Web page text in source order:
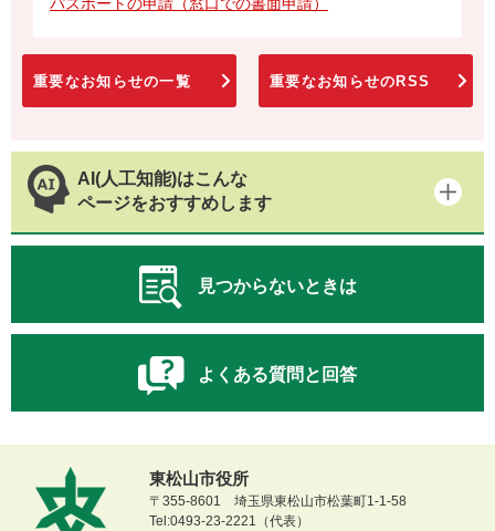
重要なお知らせの一覧 重要なお知らせのRSS
AI(人工知能)はこんな
ページをおすすめします
見つからないときは
よくある質問と回答
東松山市役所
〒355-8601 埼玉県東松山市松葉町1-1-58
Tel:0493-23-2221（代表）